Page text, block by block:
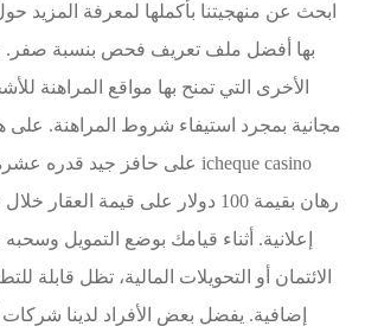
ابحث عن منهجيتنا بأكملها لمعرفة المزيد
بها أفضل ملف تعريف فحص بنسبة صفر.
الأخرى التي تمنح بها مواقع المراهنة
مجانية بمجرد استيفاء شروط المراهنة. على
icheque casino
إعلانية. أثناء قيامك بوضع التمويل
الائتمان أو التحويلات المالية، تظل قابلة
إضافية. يفضل بعض الأفراد لدينا